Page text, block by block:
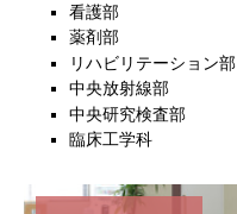
看護部
薬剤部
リハビリテーション部
中央放射線部
中央研究検査部
臨床工学科